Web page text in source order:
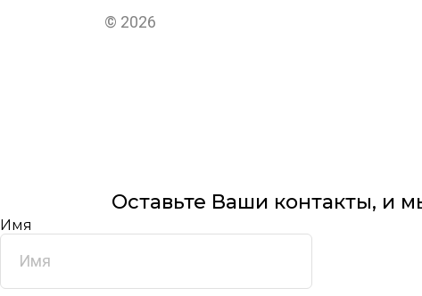
© 2026
Оставьте Ваши контакты, и
Имя